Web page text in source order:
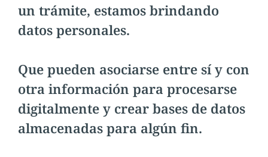
un trámite, estamos brindando
datos personales.
Que pueden asociarse entre sí y con
otra información para procesarse
digitalmente y crear bases de datos
almacenadas para algún fin.